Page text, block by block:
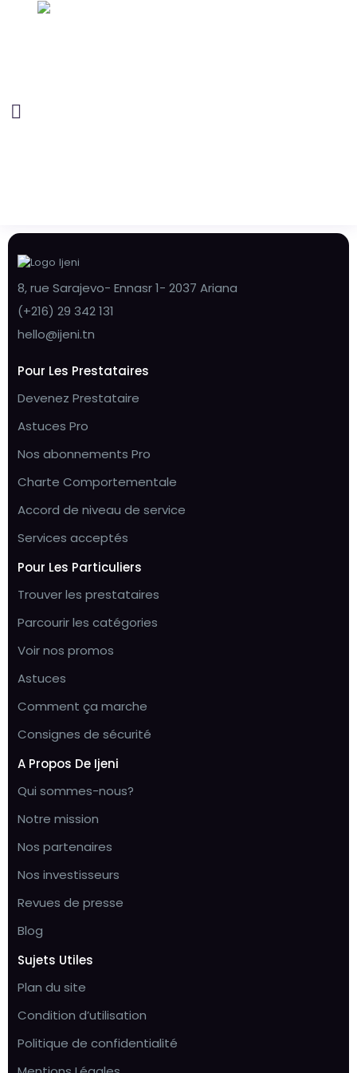
8, rue Sarajevo- Ennasr 1- 2037 Ariana
(+216) 29 342 131
hello@ijeni.tn
Pour Les Prestataires
Devenez Prestataire
Astuces Pro
Nos abonnements Pro
Charte Comportementale
Accord de niveau de service
Services acceptés
Pour Les Particuliers
Trouver les prestataires
Parcourir les catégories
Voir nos promos
Astuces
Comment ça marche
Consignes de sécurité
A Propos De Ijeni
Qui sommes-nous?
Notre mission
Nos partenaires
Nos investisseurs
Revues de presse
Blog
Sujets Utiles
Plan du site
Condition d’utilisation
Politique de confidentialité